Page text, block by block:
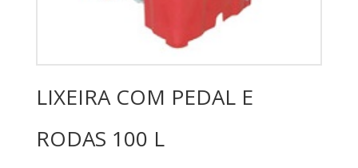
LIXEIRA COM PEDAL E
RODAS 100 L